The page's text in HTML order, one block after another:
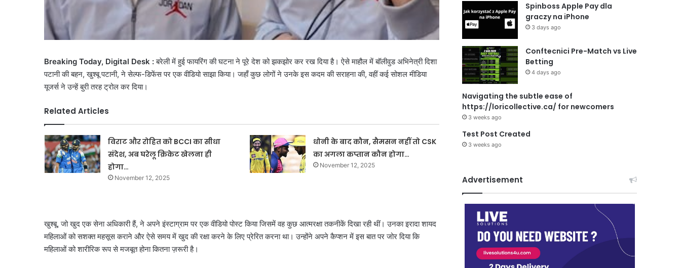
Breaking Today, Digital Desk :बरेली में हुई फायरिंग की घटना ने पूरे देश को झकझोर कर रख दिया है। ऐसे माहौल में बॉलीवुड अभिनेत्री दिशा
पटानी की बहन, खुश्बू पटानी, ने सेल्फ-डिफेंस पर एक वीडियो साझा किया। जहाँ कुछ लोगों ने उनके इस कदम की सराहना की, वहीं कई सोशल मीडिया
यूजर्स ने उन्हें बुरी तरह ट्रोल कर दिया।
Related Articles
विराट और रोहित को BCCI का सीधा
संदेश, अब घरेलू क्रिकेट खेलना ही
होगा…
November 12, 2025
धोनी के बाद कौन, सैमसन नहीं तो CSK
का अगला कप्तान कौन होगा…
November 12, 2025
खुश्बू, जो खुद एक सेना अधिकारी हैं, ने अपने इंस्टाग्राम पर एक वीडियो पोस्ट किया जिसमें वह कुछ आत्मरक्षा तकनीकें दिखा रही थीं। उनका इरादा शायद
महिलाओं को सशक्त महसूस कराने और ऐसे समय में खुद की रक्षा करने के लिए प्रेरित करना था। उन्होंने अपने कैप्शन में इस बात पर जोर दिया कि
महिलाओं को शारीरिक रूप से मजबूत होना कितना ज़रूरी है।
Spinboss Apple Pay dla
graczy na iPhone
3 days ago
Conftecnici Pre-Match vs Live
Betting
4 days ago
Navigating the subtle ease of
https://loricollective.ca/ for newcomers
3 weeks ago
Test Post Created
3 weeks ago
Advertisement